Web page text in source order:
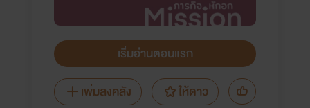
เริ่มอ่านตอนแรก
เพิ่มลงคลัง
ให้ดาว